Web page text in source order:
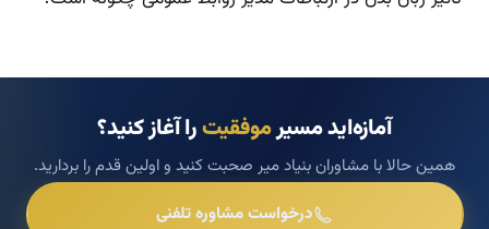
آمازه‌اید مسیرموفقیترا آغاز کنید؟
همین حالا با مشاوران بنیاد میر صحبت کنید و اولین قدم را بردارید.
درخواست مشاوره تلفنی